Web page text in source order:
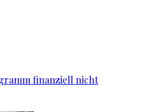
finanziell nicht